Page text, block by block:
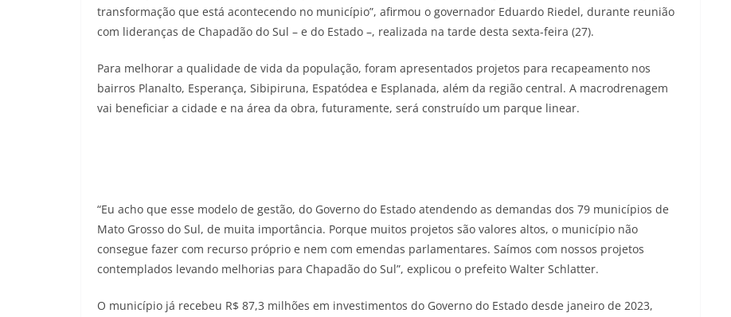
transformação que está acontecendo no município”, afirmou o governador Eduardo Riedel, durante reunião
com lideranças de Chapadão do Sul – e do Estado –, realizada na tarde desta sexta-feira (27).
Para melhorar a qualidade de vida da população, foram apresentados projetos para recapeamento nos
bairros Planalto, Esperança, Sibipiruna, Espatódea e Esplanada, além da região central. A macrodrenagem
vai beneficiar a cidade e na área da obra, futuramente, será construído um parque linear.
“Eu acho que esse modelo de gestão, do Governo do Estado atendendo as demandas dos 79 municípios de
Mato Grosso do Sul, de muita importância. Porque muitos projetos são valores altos, o município não
consegue fazer com recurso próprio e nem com emendas parlamentares. Saímos com nossos projetos
contemplados levando melhorias para Chapadão do Sul”, explicou o prefeito Walter Schlatter.
O município já recebeu R$ 87,3 milhões em investimentos do Governo do Estado desde janeiro de 2023,